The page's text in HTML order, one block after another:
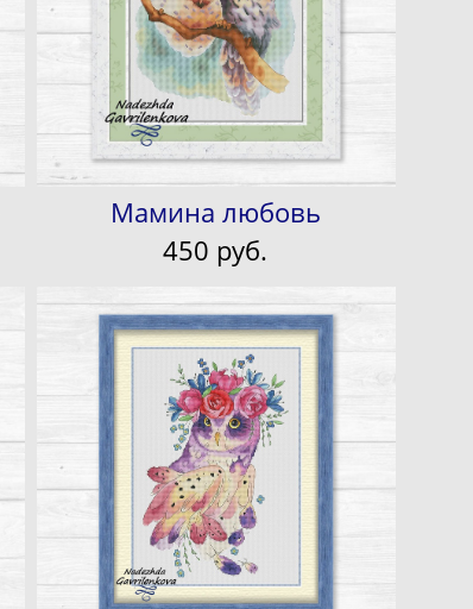
Мамина любовь
450 pуб.